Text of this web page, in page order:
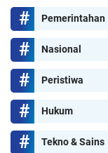
Pemerintahan
Nasional
Peristiwa
Hukum
Tekno & Sains